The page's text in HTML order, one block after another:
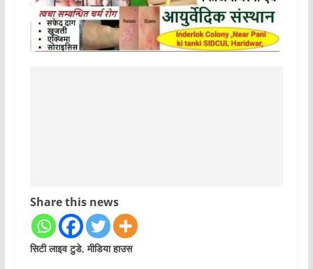
Share this news
सिटी लाइव टुडे, मीडिया हाउस